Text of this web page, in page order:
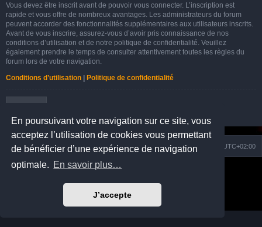
En poursuivant votre navigation sur ce site, vous
acceptez l’utilisation de cookies vous permettant
de bénéficier d’une expérience de navigation
optimale. En savoir plus…
J’accepte
Vous devez être inscrit avant de pouvoir vous connecter. L’inscription est
rapide et vous offre de nombreux avantages. Les administrateurs du forum
peuvent accorder des fonctionnalités supplémentaires aux utilisateurs inscrits.
Avant de vous inscrire, assurez-vous d’avoir pris connaissance de nos
conditions d’utilisation et de notre politique de confidentialité. Veuillez
également prendre le temps de consulter attentivement toutes les règles du
forum lors de votre navigation.
Conditions d’utilisation | Politique de confidentialité
Nuage Portail Accueil du forum Fuseau horaire sur UTC+02:00
Développé parphpBB® Forum Software © phpBB Limited
Confidentialité